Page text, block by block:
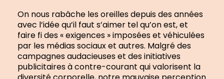
On nous rabâche les oreilles depuis des années
avec l’idée qu’il faut s’aimer tel qu’on est, et
faire fi des « exigences » imposées et véhiculées
par les médias sociaux et autres. Malgré des
campagnes audacieuses et des initiatives
publicitaires à contre-courant qui valorisent la